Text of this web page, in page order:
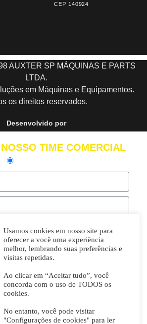
CEP 140924
AUXTER SP MÁQUINAS E PARTS
LTDA.
em Máquinas e Equipamentos.
os direitos reservados.
Desenvolvido por
Usamos cookies em nosso site para
oferecer a você uma experiência
melhor, lembrando suas preferências e
visitas repetidas.
Ao clicar em “Aceitar tudo”, você
concorda com o uso de TODOS os
cookies.
No entanto, você pode visitar
"Configurações de cookies" para ler
TIME COMERCIAL